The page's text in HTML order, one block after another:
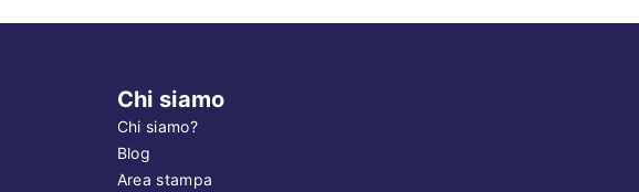
Chi siamo
Chi siamo?
Blog
Area stampa